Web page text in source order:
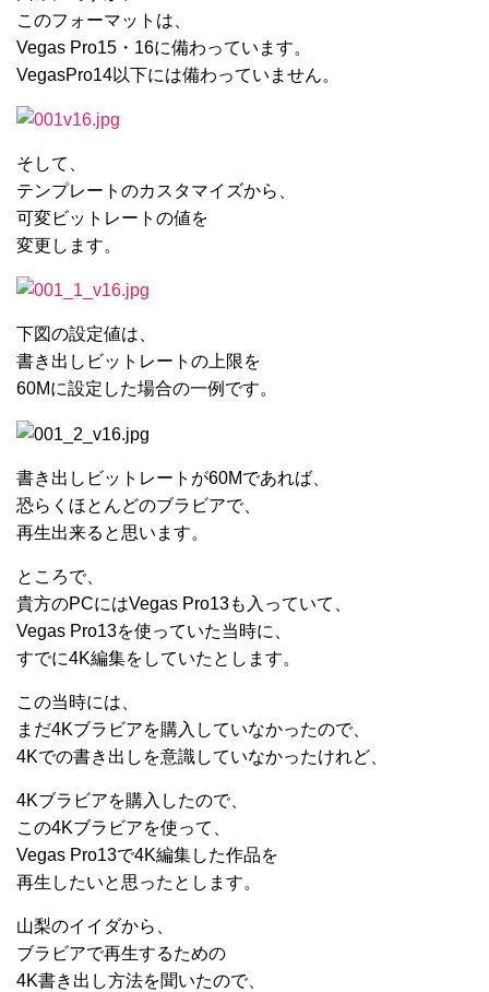
このフォーマットは、
Vegas Pro15・16に備わっています。
VegasPro14以下には備わっていません。
そして、
テンプレートのカスタマイズから、
可変ビットレートの値を
変更します。
下図の設定値は、
書き出しビットレートの上限を
60Mに設定した場合の一例です。
書き出しビットレートが60Mであれば、
恐らくほとんどのブラビアで、
再生出来ると思います。
ところで、
貴方のPCにはVegas Pro13も入っていて、
Vegas Pro13を使っていた当時に、
すでに4K編集をしていたとします。
この当時には、
まだ4Kブラビアを購入していなかったので、
4Kでの書き出しを意識していなかったけれど、
4Kブラビアを購入したので、
この4Kブラビアを使って、
Vegas Pro13で4K編集した作品を
再生したいと思ったとします。
山梨のイイダから、
ブラビアで再生するための
4K書き出し方法を聞いたので、